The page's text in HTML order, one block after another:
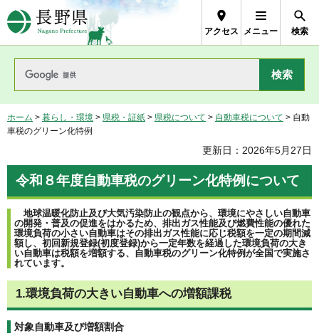
長野県Nagano Prefecture
アクセス メニュー 検索
ホーム > 暮らし・環境 > 県税・証紙 > 県税について > 自動車税について > 自動
車税のグリーン化特例
更新日：2026年5月27日
令和８年度自動車税のグリーン化特例について
地球温暖化防止及び大気汚染防止の観点から、環境にやさしい自動車
の開発・普及の促進をはかるため、排出ガス性能及び燃費性能の優れた
環境負荷の小さい自動車はその排出ガス性能に応じ税額を一定の期間減
額し、初回新規登録(初度登録)から一定年数を経過した環境負荷の大き
い自動車は税額を増額する、自動車税のグリーン化特例が全国で実施さ
れています。
1.環境負荷の大きい自動車への増額課税
対象自動車及び増額割合